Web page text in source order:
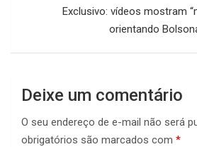
Exclusivo: vídeos mostram
orientando
Deixe um comentário
O seu endereço de e-mail não será
obrigatórios são marcados com *